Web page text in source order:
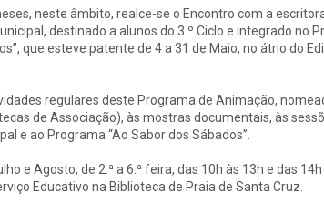
neste âmbito, realce-se o Encontro com a
destinado a alunos do 3.º Ciclo e integrado no
que esteve patente de 4 a 31 de Maio, no átrio do
regulares deste Programa de Animação,
de Associação), às mostras documentais, às
e ao Programa “Ao Sabor dos Sábados”.
e Agosto, de 2.ª a 6.ª feira, das 10h às 13h e das 14h
Educativo na Biblioteca de Praia de Santa Cruz.